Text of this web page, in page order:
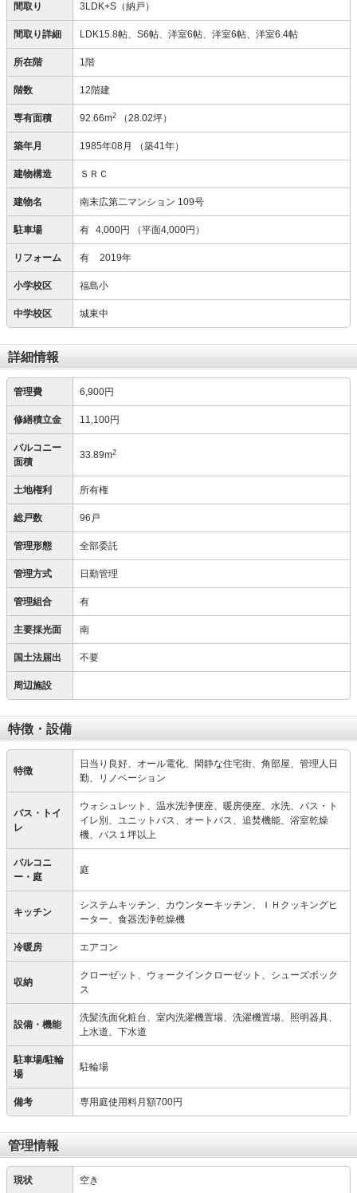
間取り 3LDK+S（納戸）
間取り詳細 LDK15.8帖、S6帖、洋室6帖、洋室6帖、洋室6.4帖
所在階 1階
階数 12階建
専有面積 92.66m2 （28.02坪）
築年月 1985年08月 （築41年）
建物構造 ＳＲＣ
建物名 南末広第二マンション 109号
駐車場 有 4,000円 （平面4,000円）
リフォーム 有 2019年
小学校区 福島小
中学校区 城東中
詳細情報
管理費 6,900円
修繕積立金 11,100円
バルコニー
面積
33.89m2
土地権利 所有権
総戸数 96戸
管理形態 全部委託
管理方式 日勤管理
管理組合 有
主要採光面 南
国土法届出 不要
周辺施設
特徴・設備
特徴
日当り良好、オール電化、閑静な住宅街、角部屋、管理人日
勤、リノベーション
バス・トイ
レ
ウォシュレット、温水洗浄便座、暖房便座、水洗、バス・ト
イレ別、ユニットバス、オートバス、追焚機能、浴室乾燥
機、バス１坪以上
バルコニ
ー・庭
庭
キッチン
システムキッチン、カウンターキッチン、ＩＨクッキングヒ
ーター、食器洗浄乾燥機
冷暖房 エアコン
収納
クローゼット、ウォークインクローゼット、シューズボック
ス
設備・機能
洗髪洗面化粧台、室内洗濯機置場、洗濯機置場、照明器具、
上水道、下水道
駐車場/駐輪
場
駐輪場
備考 専用庭使用料月額700円
管理情報
現状 空き